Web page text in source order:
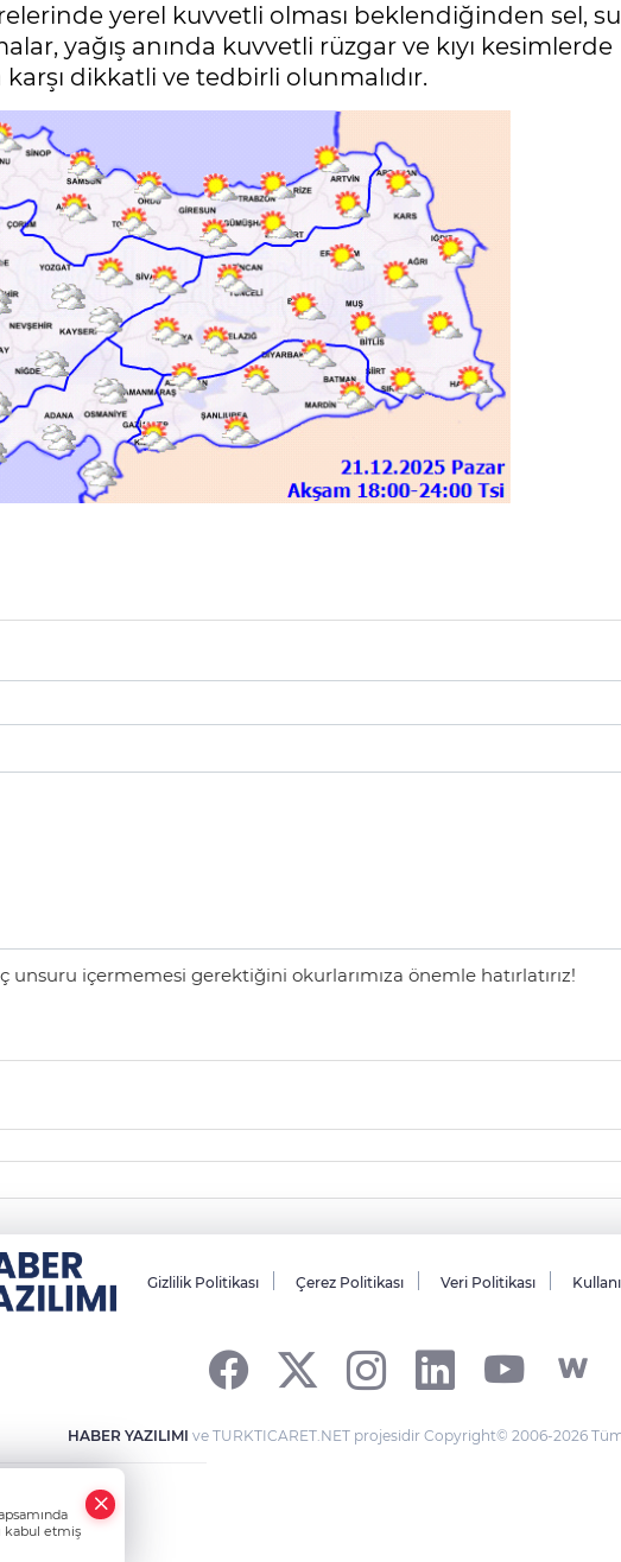
yerel kuvvetli olması beklendiğinden sel, su
yağış anında kuvvetli rüzgar ve kıyı kesimlerde
dikkatli ve tedbirli olunmalıdır.
içermemesi gerektiğini okurlarımıza önemle hatırlatırız!
Gizlilik Politikası Çerez Politikası Veri Politikası
HABER YAZILIMI ve TURKTICARET.NET projesidir Copyright© 2006-2026 Tüm
kabul etmiş